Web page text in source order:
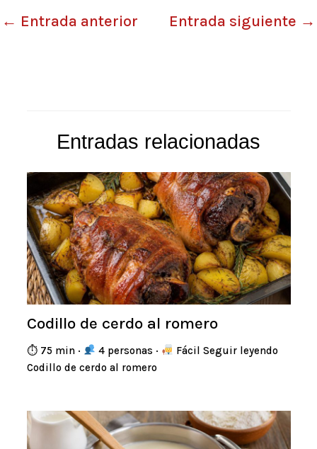
← Entrada anterior Entrada siguiente →
Entradas relacionadas
Codillo de cerdo al romero
⏱ 75 min · 4 personas ·
Fácil Seguir leyendo
Codillo de cerdo al romero